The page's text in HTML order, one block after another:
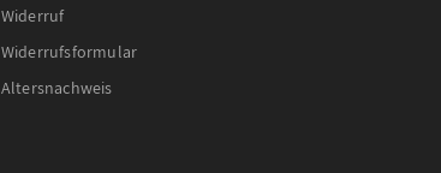
Widerruf
Widerrufsformular
Altersnachweis